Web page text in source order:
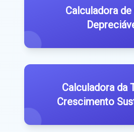
Calculadora
Calculadora da
Crescimento